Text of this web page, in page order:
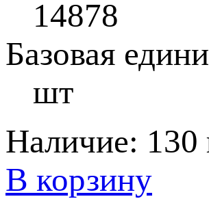
14878
Базовая
шт
Наличие:
В корзину